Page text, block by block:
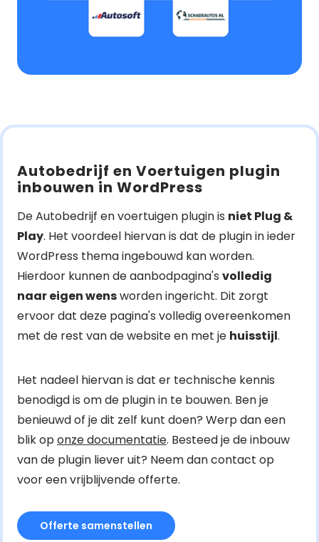
Autobedrijf en Voertuigen plugin
inbouwen in WordPress
De Autobedrijf en voertuigen plugin is niet Plug &
Play. Het voordeel hiervan is dat de plugin in ieder
WordPress thema ingebouwd kan worden.
Hierdoor kunnen de aanbodpagina's volledig
naar eigen wensworden ingericht. Dit zorgt
ervoor dat deze pagina's volledig overeenkomen
met de rest van de website en met je huisstijl.
Het nadeel hiervan is dat er technische kennis
benodigd is om de plugin in te bouwen. Ben je
benieuwd of je dit zelf kunt doen? Werp dan een
blik oponze documentatie. Besteed je de inbouw
van de plugin liever uit? Neem dan contact op
voor een vrijblijvende offerte.
Offerte samenstellen